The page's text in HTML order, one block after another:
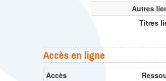
Autres
Titres
Accès en ligne
Accès